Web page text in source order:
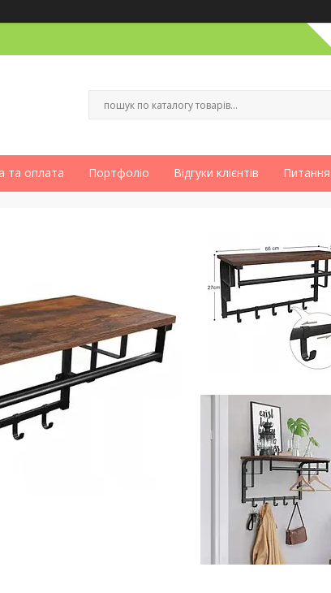
та оплата Портфоліо Відгуки клієнтів Питання